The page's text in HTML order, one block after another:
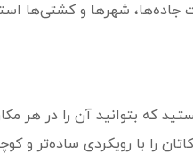
جاده‌ها، شهرها و کشتی‌ها
که بتوانید آن را در هر
را با رویکردی ساده‌تر و